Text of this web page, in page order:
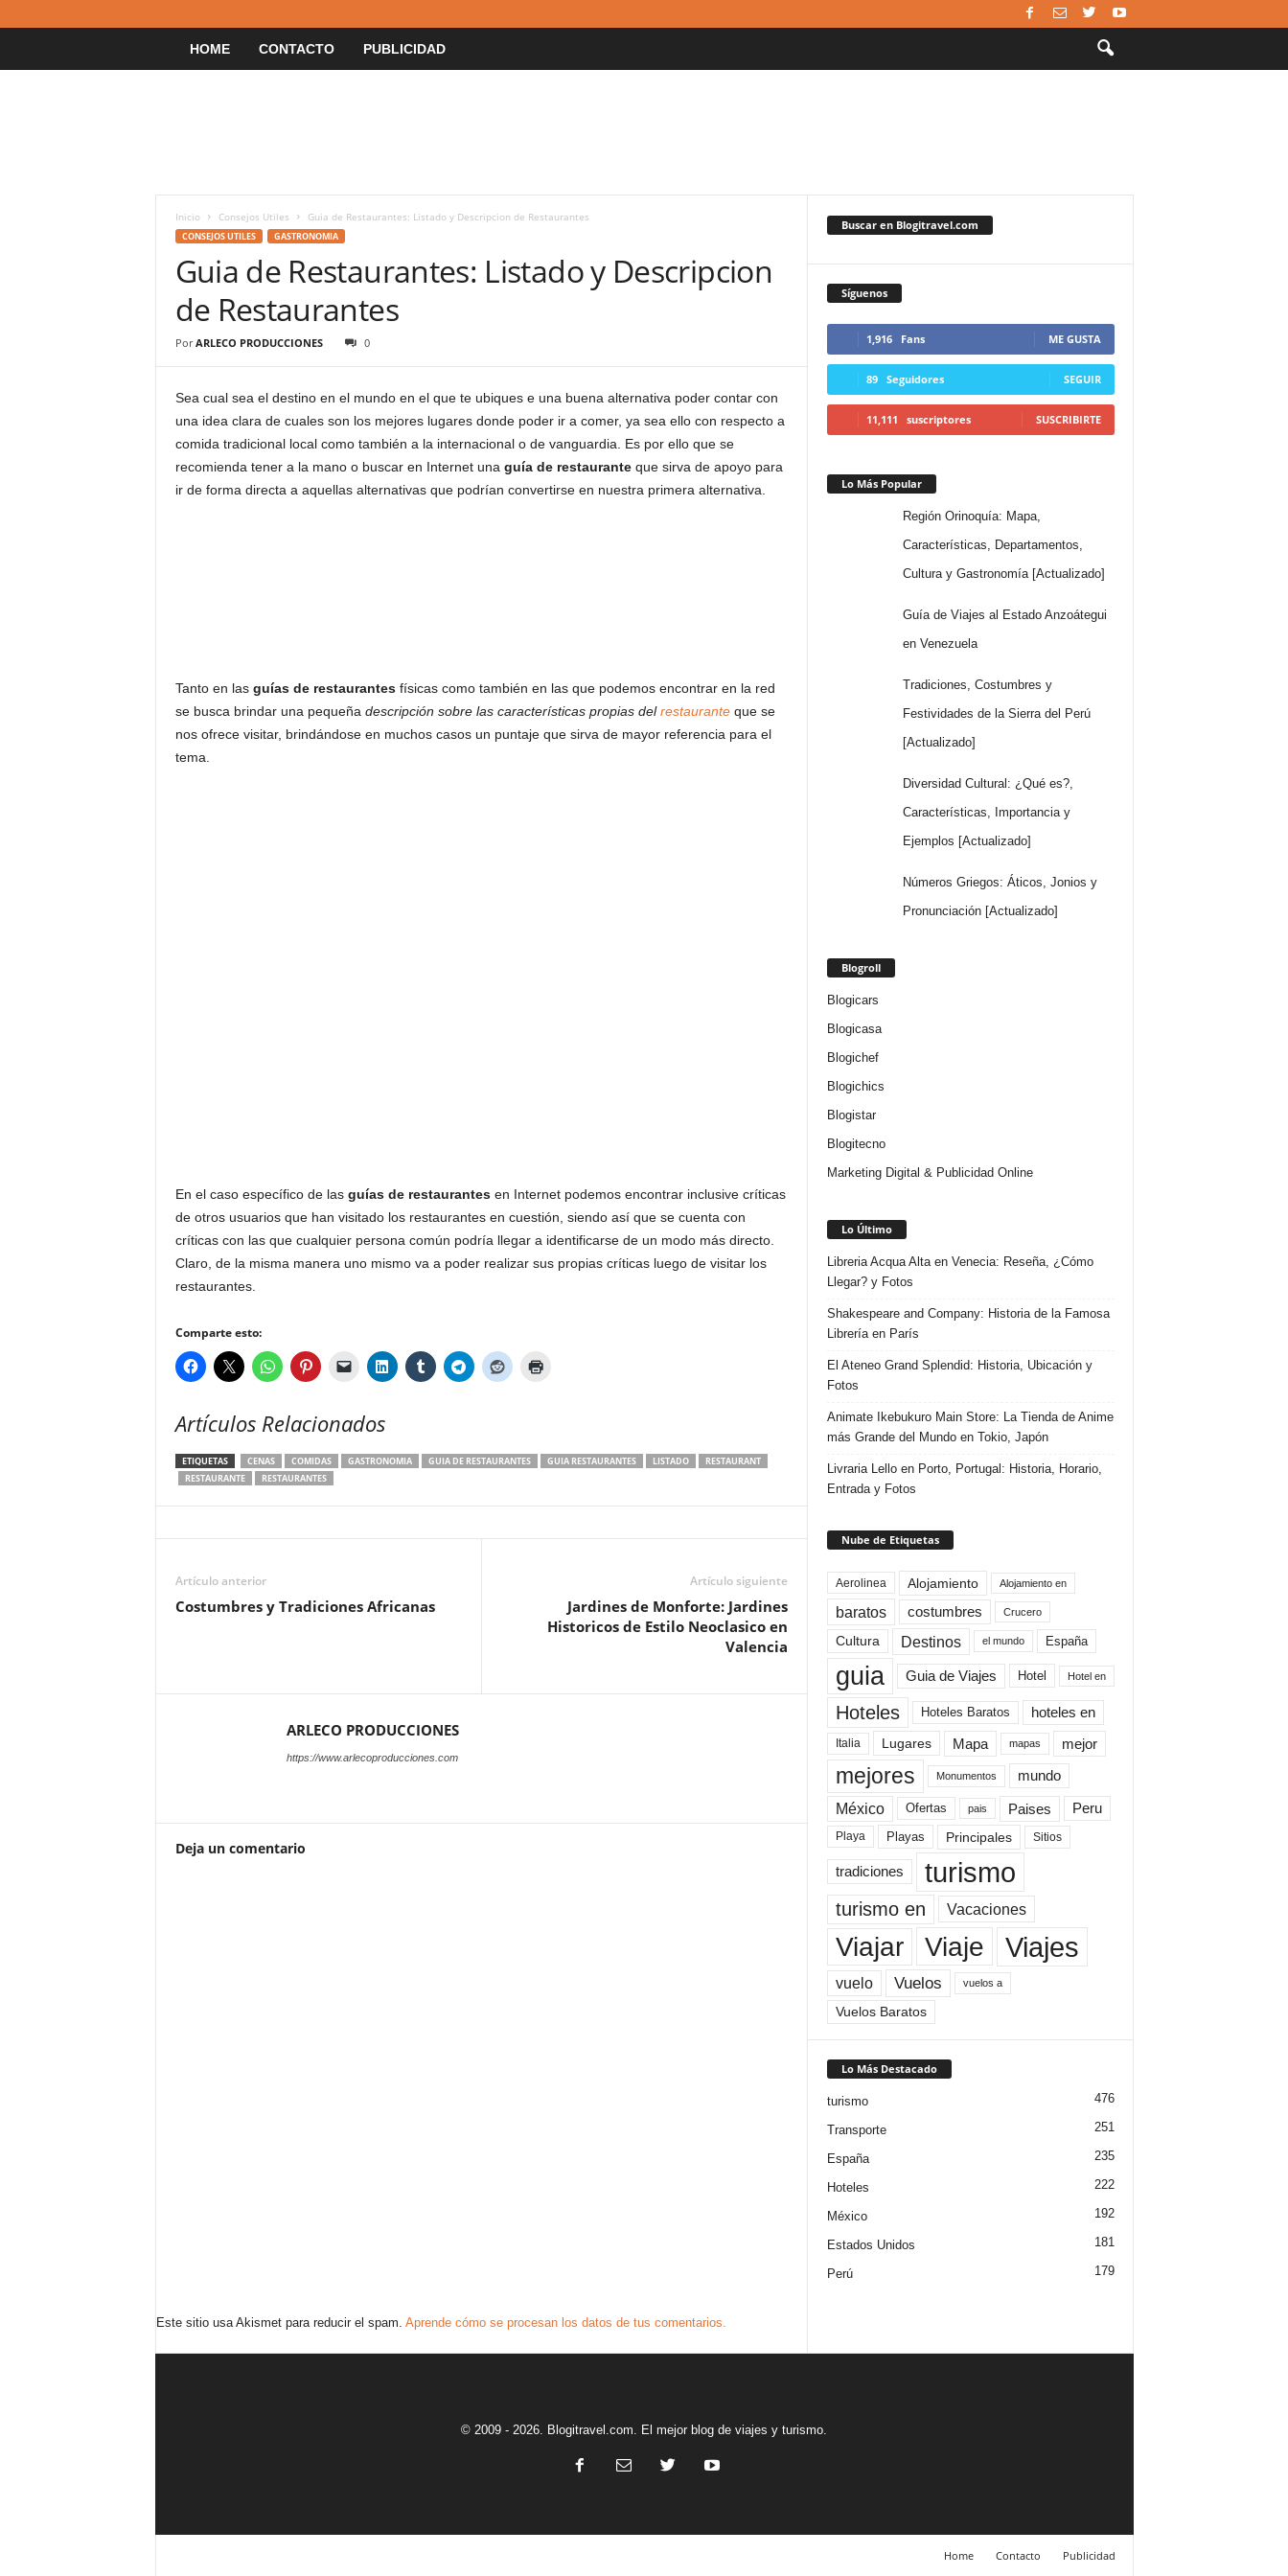
HOME CONTACTO PUBLICIDAD
Inicio Consejos Utiles Guia de Restaurantes: Listado y Descripcion de Restaurantes
CONSEJOS UTILES GASTRONOMIA
Guia de Restaurantes: Listado y Descripcion
de Restaurantes
Por ARLECO PRODUCCIONES 0
Sea cual sea el destino en el mundo en el que te ubiques e una buena alternativa poder contar con
una idea clara de cuales son los mejores lugares donde poder ir a comer, ya sea ello con respecto a
comida tradicional local como también a la internacional o de vanguardia. Es por ello que se
recomienda tener a la mano o buscar en Internet una guía de restauranteque sirva de apoyo para
ir de forma directa a aquellas alternativas que podrían convertirse en nuestra primera alternativa.
Tanto en las guías de restaurantesfísicas como también en las que podemos encontrar en la red
se busca brindar una pequeña descripción sobre las características propias delrestauranteque se
nos ofrece visitar, brindándose en muchos casos un puntaje que sirva de mayor referencia para el
tema.
En el caso específico de las guías de restaurantesen Internet podemos encontrar inclusive críticas
de otros usuarios que han visitado los restaurantes en cuestión, siendo así que se cuenta con
críticas con las que cualquier persona común podría llegar a identificarse de un modo más directo.
Claro, de la misma manera uno mismo va a poder realizar sus propias críticas luego de visitar los
restaurantes.
Comparte esto:
Artículos Relacionados
ETIQUETAS CENAS COMIDAS GASTRONOMIA GUIA DE RESTAURANTES GUIA RESTAURANTES LISTADO
RESTAURANT
RESTAURANTE
RESTAURANTES
Artículo anterior
Costumbres y Tradiciones Africanas
Artículo siguiente
Jardines de Monforte: Jardines
Historicos de Estilo Neoclasico en
Valencia
ARLECO PRODUCCIONES
https://www.arlecoproducciones.com
Deja un comentario
Este sitio usa Akismet para reducir el spam. Aprende cómo se procesan los datos de tus comentarios.
Buscar en Blogitravel.com
Síguenos
1,916 Fans ME GUSTA
89 Seguidores SEGUIR
11,111 suscriptores SUSCRIBIRTE
Lo Más Popular
Región Orinoquía: Mapa,
Características, Departamentos,
Cultura y Gastronomía [Actualizado]
Guía de Viajes al Estado Anzoátegui
en Venezuela
Tradiciones, Costumbres y
Festividades de la Sierra del Perú
[Actualizado]
Diversidad Cultural: ¿Qué es?,
Características, Importancia y
Ejemplos [Actualizado]
Números Griegos: Áticos, Jonios y
Pronunciación [Actualizado]
Blogroll
Blogicars
Blogicasa
Blogichef
Blogichics
Blogistar
Blogitecno
Marketing Digital & Publicidad Online
Lo Último
Libreria Acqua Alta en Venecia: Reseña, ¿Cómo
Llegar? y Fotos
Shakespeare and Company: Historia de la Famosa
Librería en París
El Ateneo Grand Splendid: Historia, Ubicación y
Fotos
Animate Ikebukuro Main Store: La Tienda de Anime
más Grande del Mundo en Tokio, Japón
Livraria Lello en Porto, Portugal: Historia, Horario,
Entrada y Fotos
Nube de Etiquetas
Aerolinea Alojamiento Alojamiento en
baratos costumbres Crucero
Cultura Destinos el mundo España
guia Guia de Viajes Hotel Hotel en
Hoteles Hoteles Baratos hoteles en
Italia Lugares Mapa mapas mejor
mejores Monumentos mundo
México Ofertas pais Paises Peru
Playa Playas Principales Sitios
tradiciones turismo
turismo en Vacaciones
Viajar Viaje Viajes
vuelo Vuelos vuelos a
Vuelos Baratos
Lo Más Destacado
turismo 476
Transporte 251
España 235
Hoteles 222
México 192
Estados Unidos 181
Perú 179
© 2009 - 2026. Blogitravel.com. El mejor blog de viajes y turismo.
Home Contacto Publicidad